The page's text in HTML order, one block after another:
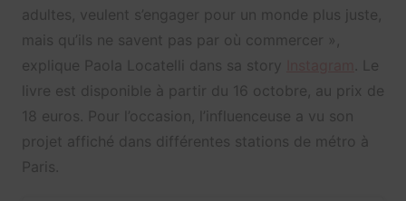
adultes, veulent s’engager pour un monde plus juste,
mais qu’ils ne savent pas par où commercer »,
explique Paola Locatelli dans sa story
. Le
livre est disponible à partir du 16 octobre, au prix de
18 euros. Pour l’occasion, l’influenceuse a vu son
projet affiché dans différentes stations de métro à
Paris.